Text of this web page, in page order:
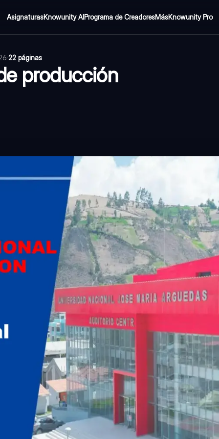
AsignaturasKnowunity AIPrograma de CreadoresMásKnowunity Pro
·22 páginas
producción